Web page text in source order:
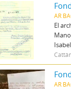
AR
El
AR